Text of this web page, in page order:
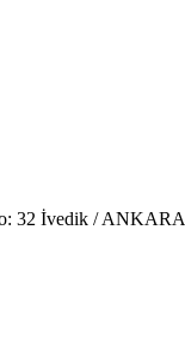
32 İvedik / ANKARA